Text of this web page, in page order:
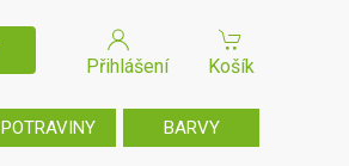
Přihlášení Košík
POTRAVINY BARVY